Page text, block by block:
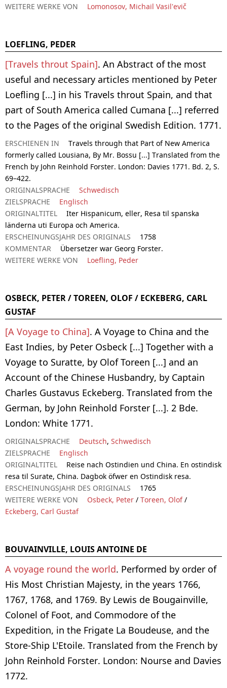
WEITERE WERKE VON
Lomonosov, Michail Vasil'evič
LOEFLING, PEDER
[Travels throut Spain]. An Abstract of the most
useful and necessary articles mentioned by Peter
Loefling [...] in his Travels throut Spain, and that
part of South America called Cumana [...] referred
to the Pages of the original Swedish Edition. 1771.
ERSCHIENEN IN
Travels through that Part of New America
formerly called Lousiana, By Mr. Bossu [...] Translated from the
French by John Reinhold Forster. London: Davies 1771. Bd. 2, S.
69–422.
ORIGINALSPRACHE
Schwedisch
ZIELSPRACHE
Englisch
ORIGINALTITEL
Iter Hispanicum, eller, Resa til spanska
länderna uti Europa och America.
ERSCHEINUNGSJAHR DES ORIGINALS
1758
KOMMENTAR
Übersetzer war Georg Forster.
WEITERE WERKE VON
Loefling, Peder
OSBECK, PETER / TOREEN, OLOF / ECKEBERG, CARL
GUSTAF
[A Voyage to China]. A Voyage to China and the
East Indies, by Peter Osbeck [...] Together with a
Voyage to Suratte, by Olof Toreen [...] and an
Account of the Chinese Husbandry, by Captain
Charles Gustavus Eckeberg. Translated from the
German, by John Reinhold Forster [...]. 2 Bde.
London: White 1771.
ORIGINALSPRACHE Deutsch, Schwedisch
ZIELSPRACHE
Englisch
ORIGINALTITEL
Reise nach Ostindien und China. En ostindisk
resa til Surate, China. Dagbok öfwer en Ostindisk resa.
ERSCHEINUNGSJAHR DES ORIGINALS
1765
WEITERE WERKE VON
Osbeck, Peter / Toreen, Olof/
Eckeberg, Carl Gustaf
BOUVAINVILLE, LOUIS ANTOINE DE
A voyage round the world. Performed by order of
His Most Christian Majesty, in the years 1766,
1767, 1768, and 1769. By Lewis de Bougainville,
Colonel of Foot, and Commodore of the
Expedition, in the Frigate La Boudeuse, and the
Store-Ship L'Etoile. Translated from the French by
John Reinhold Forster. London: Nourse and Davies
1772.